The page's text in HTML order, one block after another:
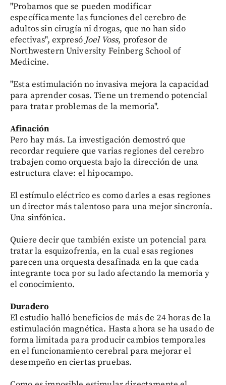
"Probamos que se pueden modificar
específicamente las funciones del cerebro de
adultos sin cirugía ni drogas, que no han sido
efectivas", expresó Joel Voss, profesor de
Northwestern University Feinberg School of
Medicine.
"Esta estimulación no invasiva mejora la capacidad
para aprender cosas. Tiene un tremendo potencial
para tratar problemas de la memoria".
Afinación
Pero hay más. La investigación demostró que
recordar requiere que varias regiones del cerebro
trabajen como orquesta bajo la dirección de una
estructura clave: el hipocampo.
El estímulo eléctrico es como darles a esas regiones
un director más talentoso para una mejor sincronía.
Una sinfónica.
Quiere decir que también existe un potencial para
tratar la esquizofrenia, en la cual esas regiones
parecen una orquesta desafinada en la que cada
integrante toca por su lado afectando la memoria y
el conocimiento.
Duradero
El estudio halló beneficios de más de 24 horas de la
estimulación magnética. Hasta ahora se ha usado de
forma limitada para producir cambios temporales
en el funcionamiento cerebral para mejorar el
desempeño en ciertas pruebas.